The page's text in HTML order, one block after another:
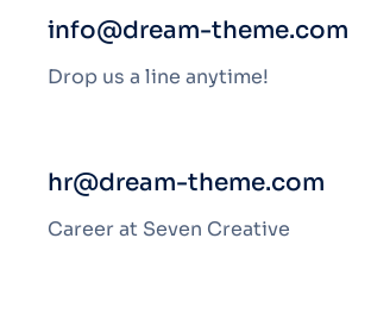
info@dream-theme.com
Drop us a line anytime!
hr@dream-theme.com
Career at Seven Creative